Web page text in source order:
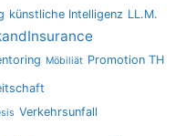
künstliche Intelligenz LL.M.
Möbiliät Promotion TH
Verkehrsunfall